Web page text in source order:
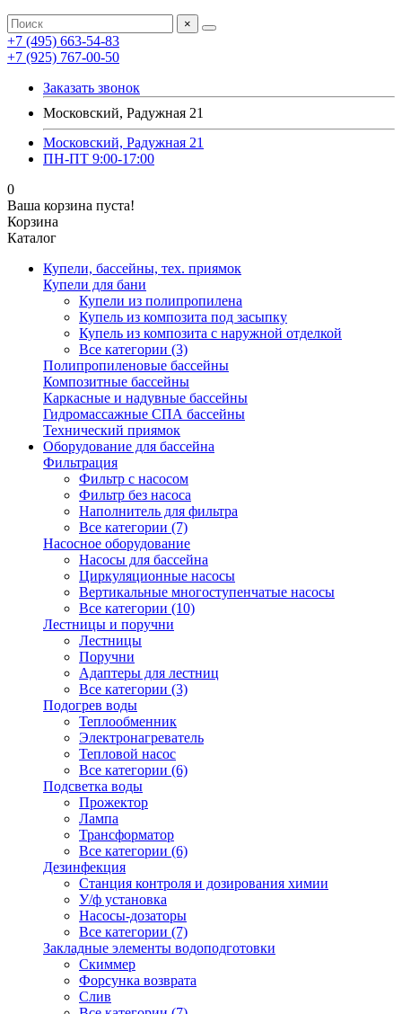
×
+7 (495) 663-54-83
+7 (925) 767-00-50
Заказать звонок
Московский, Радужная 21
Московский, Радужная 21
ПН-ПТ 9:00-17:00
0
Ваша корзина пуста!
Корзина
Каталог
Купели, бассейны, тех. приямок
Купели для бани
Купели из полипропилена
Купель из композита под засыпку
Купель из композита с наружной отделкой
Все категории (3)
Полипропиленовые бассейны
Композитные бассейны
Каркасные и надувные бассейны
Гидромассажные СПА бассейны
Технический приямок
Оборудование для бассейна
Фильтрация
Фильтр с насосом
Фильтр без насоса
Наполнитель для фильтра
Все категории (7)
Насосное оборудование
Насосы для бассейна
Циркуляционные насосы
Вертикальные многоступенчатые насосы
Все категории (10)
Лестницы и поручни
Лестницы
Поручни
Адаптеры для лестниц
Все категории (3)
Подогрев воды
Теплообменник
Электронагреватель
Тепловой насос
Все категории (6)
Подсветка воды
Прожектор
Лампа
Трансформатор
Все категории (6)
Дезинфекция
Станция контроля и дозирования химии
У/ф установка
Насосы-дозаторы
Все категории (7)
Закладные элементы водоподготовки
Скиммер
Форсунка возврата
Слив